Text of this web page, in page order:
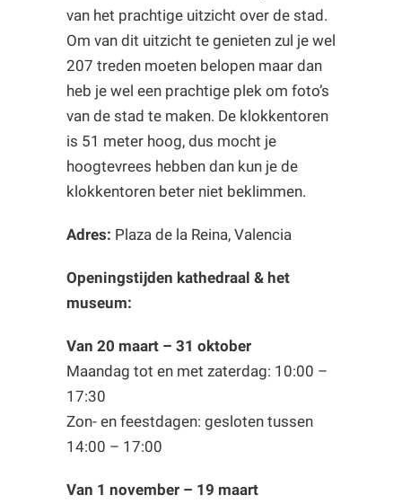
van het prachtige uitzicht over de stad.
Om van dit uitzicht te genieten zul je wel
207 treden moeten belopen maar dan
heb je wel een prachtige plek om foto’s
van de stad te maken. De klokkentoren
is 51 meter hoog, dus mocht je
hoogtevrees hebben dan kun je de
klokkentoren beter niet beklimmen.
Adres: Plaza de la Reina, Valencia
Openingstijden kathedraal & het
museum:
Van 20 maart – 31 oktober
Maandag tot en met zaterdag: 10:00 –
17:30
Zon- en feestdagen: gesloten tussen
14:00 – 17:00
Van 1 november – 19 maart